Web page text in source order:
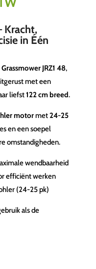
Kracht,
in Één
Grassmower JRZ1 48,
met een
liefst122 cm breed.
motormet24-25
en een soepel
omstandigheden.
wendbaarheid
efficiënt werken
(24-25 pk)
als de